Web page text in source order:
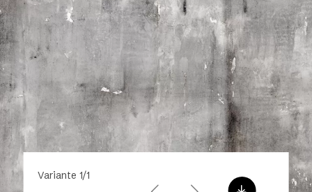
Variante 1/1